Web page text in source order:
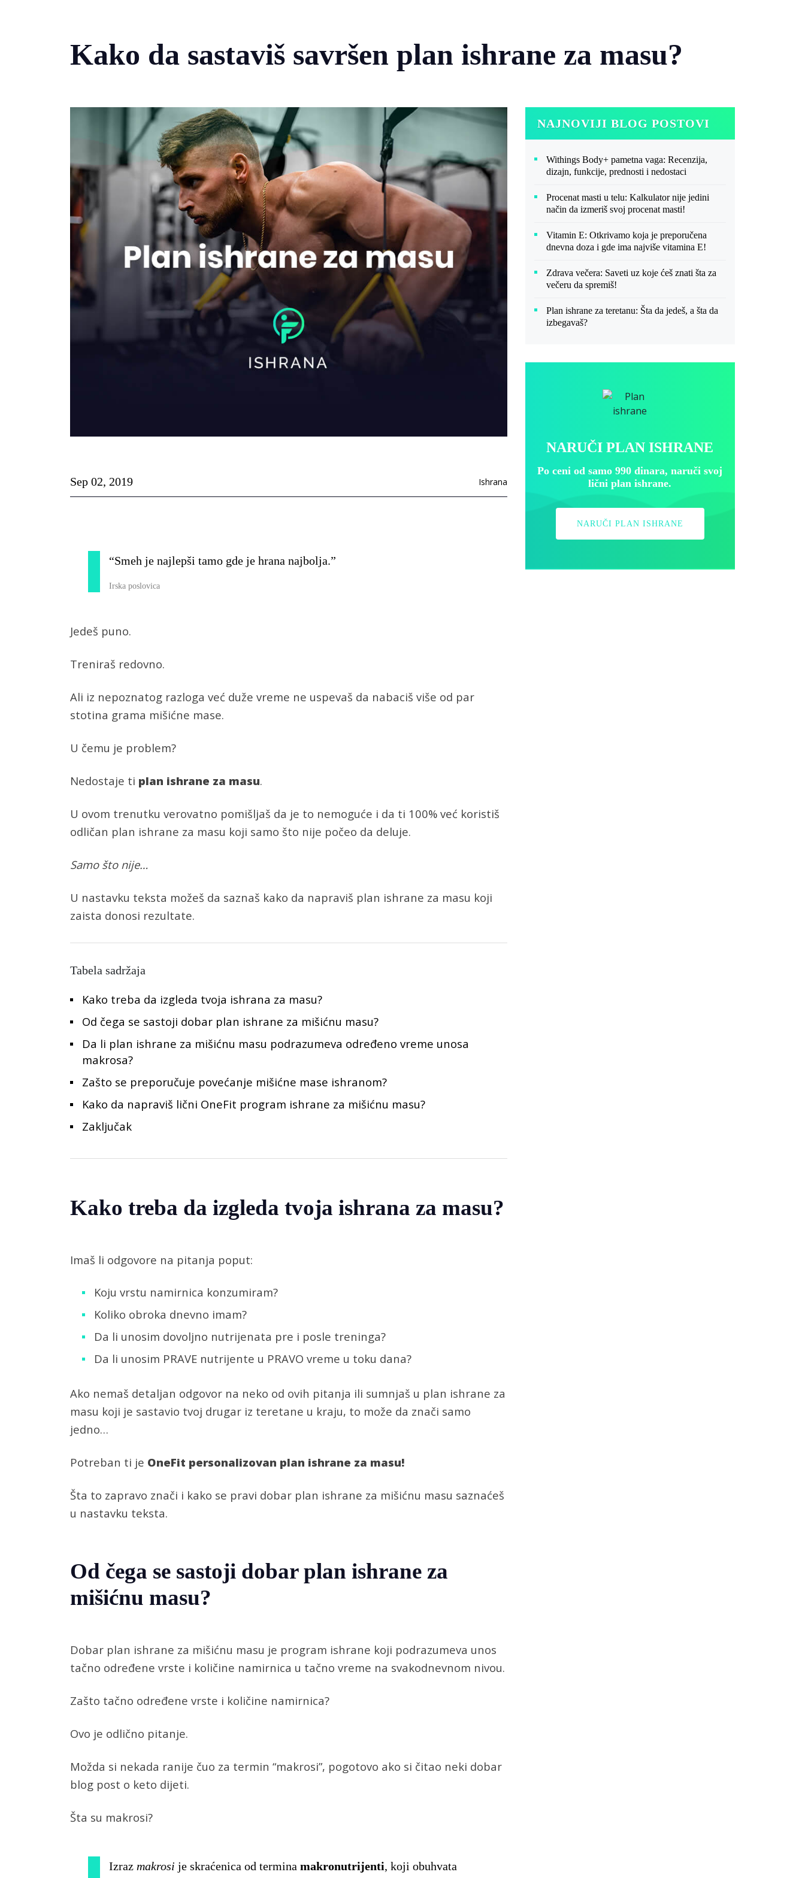
Kako da sastaviš savršen plan ishrane za masu?
Sep 02, 2019 Ishrana
“Smeh je najlepši tamo gde je hrana najbolja.”
Irska poslovica
Jedeš puno.
Treniraš redovno.
Ali iz nepoznatog razloga već duže vreme ne uspevaš da nabaciš više od par
stotina grama mišićne mase.
U čemu je problem?
Nedostaje ti plan ishrane za masu.
U ovom trenutku verovatno pomišljaš da je to nemoguće i da ti 100% već koristiš
odličan plan ishrane za masu koji samo što nije počeo da deluje.
Samo što nije…
U nastavku teksta možeš da saznaš kako da napraviš plan ishrane za masu koji
zaista donosi rezultate.
Tabela sadržaja
Kako treba da izgleda tvoja ishrana za masu?
Od čega se sastoji dobar plan ishrane za mišićnu masu?
Da li plan ishrane za mišićnu masu podrazumeva određeno vreme unosa
makrosa?
Zašto se preporučuje povećanje mišićne mase ishranom?
Kako da napraviš lični OneFit program ishrane za mišićnu masu?
Zaključak
Kako treba da izgleda tvoja ishrana za masu?
Imaš li odgovore na pitanja poput:
Koju vrstu namirnica konzumiram?
Koliko obroka dnevno imam?
Da li unosim dovoljno nutrijenata pre i posle treninga?
Da li unosim PRAVE nutrijente u PRAVO vreme u toku dana?
Ako nemaš detaljan odgovor na neko od ovih pitanja ili sumnjaš u plan ishrane za
masu koji je sastavio tvoj drugar iz teretane u kraju, to može da znači samo
jedno…
Potreban ti je OneFit personalizovan plan ishrane za masu!
Šta to zapravo znači i kako se pravi dobar plan ishrane za mišićnu masu saznaćeš
u nastavku teksta.
Od čega se sastoji dobar plan ishrane za
mišićnu masu?
Dobar plan ishrane za mišićnu masu je program ishrane koji podrazumeva unos
tačno određene vrste i količine namirnica u tačno vreme na svakodnevnom nivou.
Zašto tačno određene vrste i količine namirnica?
Ovo je odlično pitanje.
Možda si nekada ranije čuo za termin “makrosi”, pogotovo ako si čitao neki dobar
blog post o keto dijeti.
Šta su makrosi?
Izraz makrosi je skraćenica od termina makronutrijenti, koji obuhvata
NAJNOVIJI BLOG POSTOVI
Withings Body+ pametna vaga: Recenzija,
dizajn, funkcije, prednosti i nedostaci
Procenat masti u telu: Kalkulator nije jedini
način da izmeriš svoj procenat masti!
Vitamin E: Otkrivamo koja je preporučena
dnevna doza i gde ima najviše vitamina E!
Zdrava večera: Saveti uz koje ćeš znati šta za
večeru da spremiš!
Plan ishrane za teretanu: Šta da jedeš, a šta da
izbegavaš?
NARUČI PLAN ISHRANE
Po ceni od samo 990 dinara, naruči svoj
lični plan ishrane.
NARUČI PLAN ISHRANE